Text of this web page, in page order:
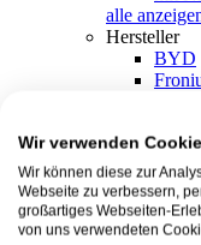
alle
Hersteller
BYD
SMA
Wir verwenden
Wir können diese zur
Webseite zu verbessern,
großartiges Webseiten-
von uns verwendeten